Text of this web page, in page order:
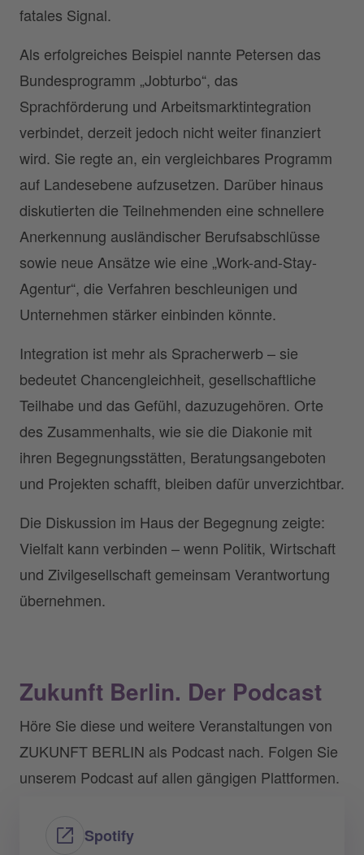
fatales Signal.
Als erfolgreiches Beispiel nannte Petersen das
Bundesprogramm „Jobturbo“, das
Sprachförderung und Arbeitsmarktintegration
verbindet, derzeit jedoch nicht weiter finanziert
wird. Sie regte an, ein vergleichbares Programm
auf Landesebene aufzusetzen. Darüber hinaus
diskutierten die Teilnehmenden eine schnellere
Anerkennung ausländischer Berufsabschlüsse
sowie neue Ansätze wie eine „Work-and-Stay-
Agentur“, die Verfahren beschleunigen und
Unternehmen stärker einbinden könnte.
Integration ist mehr als Spracherwerb – sie
bedeutet Chancengleichheit, gesellschaftliche
Teilhabe und das Gefühl, dazuzugehören. Orte
des Zusammenhalts, wie sie die Diakonie mit
ihren Begegnungsstätten, Beratungsangeboten
und Projekten schafft, bleiben dafür unverzichtbar.
Die Diskussion im Haus der Begegnung zeigte:
Vielfalt kann verbinden – wenn Politik, Wirtschaft
und Zivilgesellschaft gemeinsam Verantwortung
übernehmen.
Zukunft Berlin. Der Podcast
Höre Sie diese und weitere Veranstaltungen von
ZUKUNFT BERLIN als Podcast nach. Folgen Sie
unserem Podcast auf allen gängigen Plattformen.
Spotify